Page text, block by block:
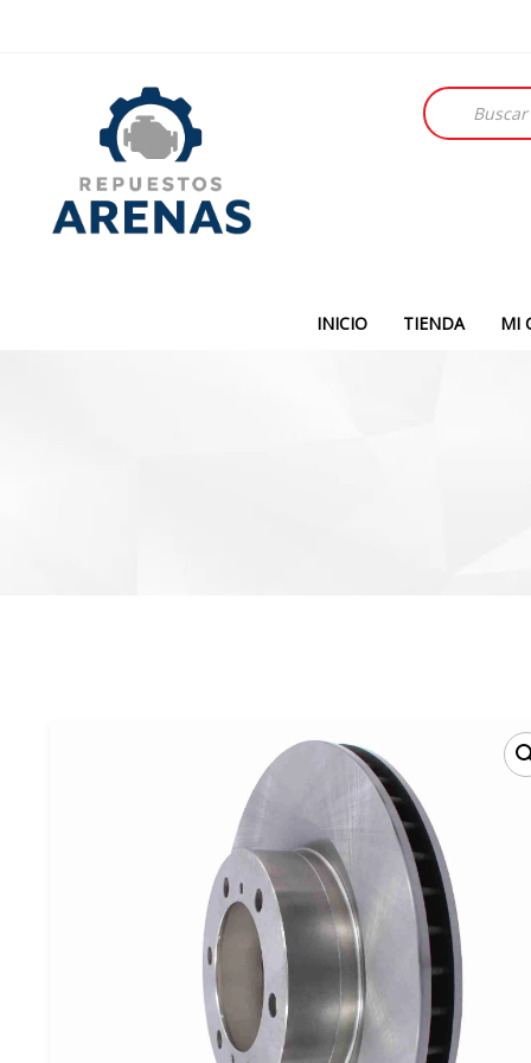
Búsqueda
de
productos
INICIO TIENDA MI